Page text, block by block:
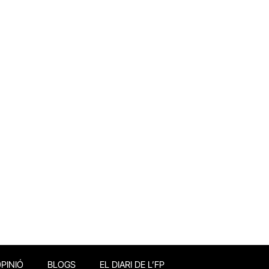
BLOGS EL DIARI DE L’FP